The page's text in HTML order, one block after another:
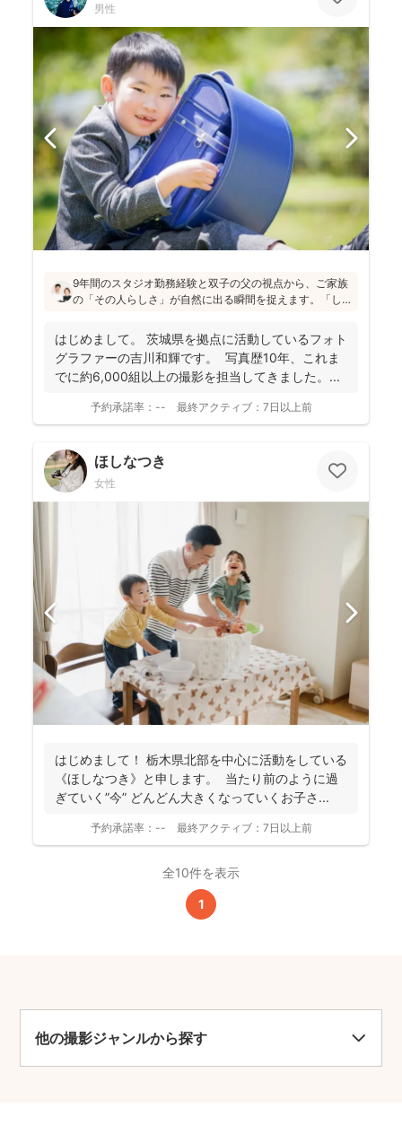
男性
9年間のスタジオ勤務経験と双子の父の視点から、ご家族
の「その人らしさ」が自然に出る瞬間を捉えます。「し
ても「楽しかった！」と気持ちがよみがえる写真を残す
ことを、心がけて活動されていらっしゃいます！
はじめまして。 茨城県を拠点に活動しているフォト
グラファーの吉川和輝です。 写真歴10年、これま
でに約6,000組以上の撮影を担当してきました。 ...
予約承諾率： -- 最終アクティブ： 7日以上前
ほしなつき
女性
はじめまして！ 栃木県北部を中心に活動をしている
《ほしなつき》と申します。 当たり前のように過
ぎていく”今” どんどん大きくなっていくお子さ...
予約承諾率： -- 最終アクティブ： 7日以上前
全10件を表示
1
他の撮影ジャンルから探す